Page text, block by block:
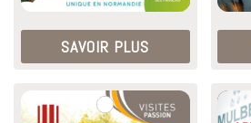
SAVOIR PLUS